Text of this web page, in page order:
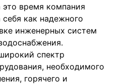
это время компания
как надежного
инженерных систем
спектр
необходимого
горячего и